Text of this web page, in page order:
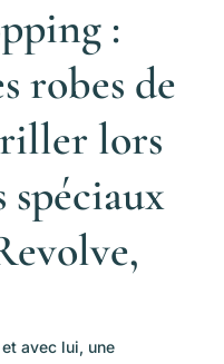
:
robes de
lors
spéciaux
avec lui, une